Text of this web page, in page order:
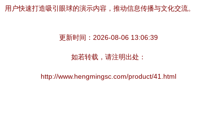
用户快速打造吸引眼球的演示内容，推动信息传播与文化交流。
更新时间：2026-08-06 13:06:39
如若转载，请注明出处：
http://www.hengmingsc.com/product/41.html